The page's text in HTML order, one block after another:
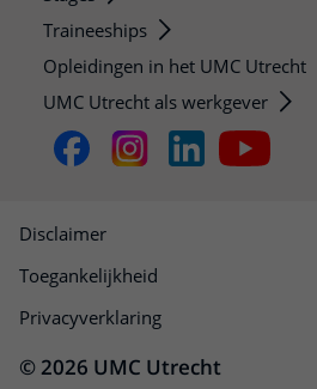
Traineeships
Opleidingen in het UMC Utrecht
UMC Utrecht als werkgever
© 2026 UMC Utrecht
Disclaimer
Toegankelijkheid
Privacyverklaring